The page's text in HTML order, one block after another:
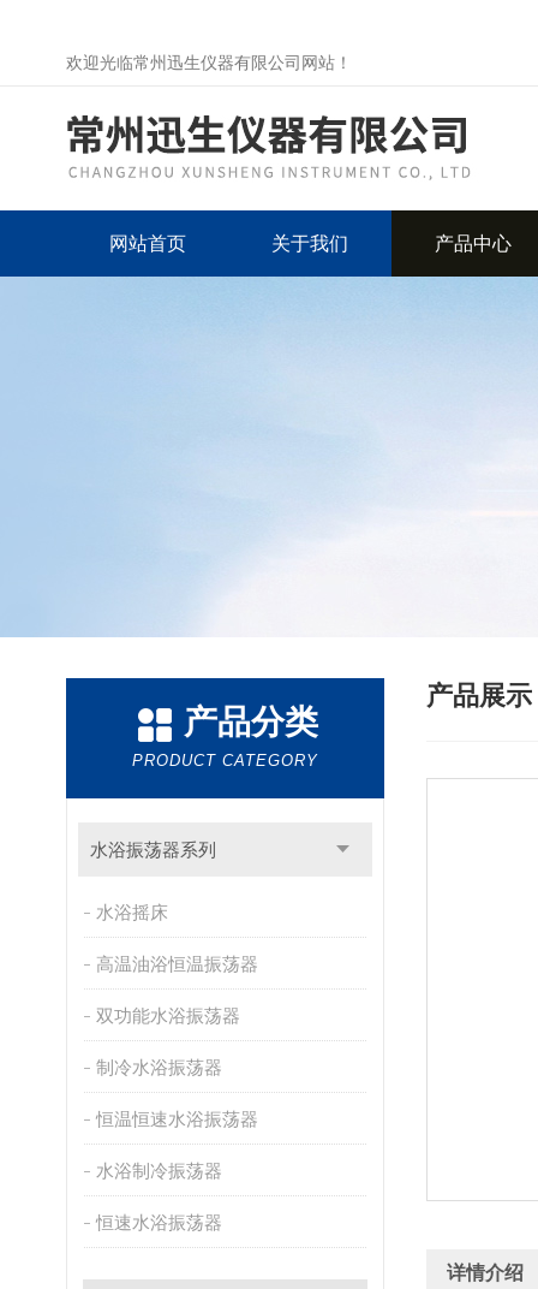
欢迎光临常州迅生仪器有限公司网站！
网站首页 关于我们 产品中心
产品分类
PRODUCT CATEGORY
水浴振荡器系列
水浴摇床
高温油浴恒温振荡器
双功能水浴振荡器
制冷水浴振荡器
恒温恒速水浴振荡器
水浴制冷振荡器
恒速水浴振荡器
产品展示
详情介绍